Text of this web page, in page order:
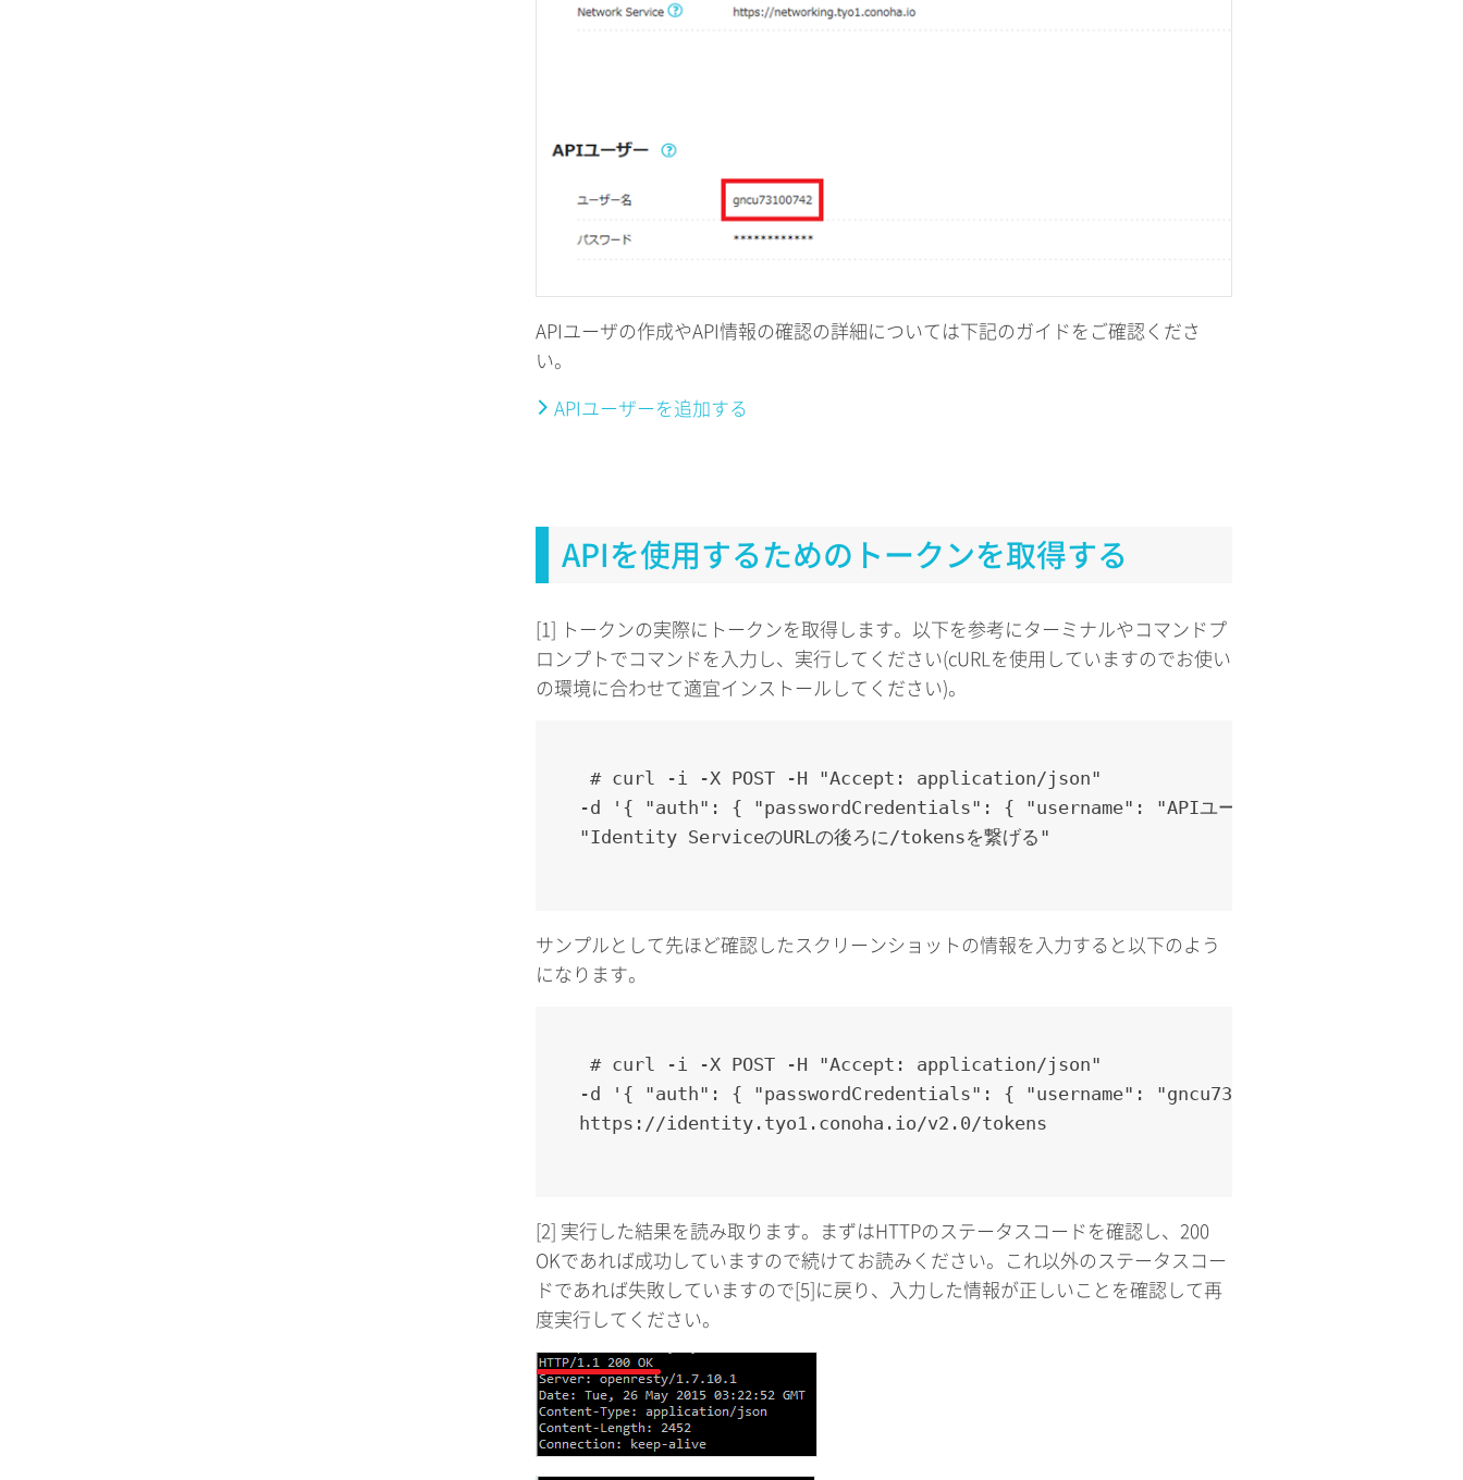
APIユーザの作成やAPI情報の確認の詳細については下記のガイドをご確認くださ
い。
APIユーザーを追加する
APIを使用するためのトークンを取得する
[1] トークンの実際にトークンを取得します。以下を参考にターミナルやコマンドプ
ロンプトでコマンドを入力し、実行してください(cURLを使用していますのでお使い
の環境に合わせて適宜インストールしてください)。
# curl -i -X POST -H "Accept: application/json"
-d '{ "auth": { "passwordCredentials": { "username": "APIユーザーのユーザー名",
"Identity ServiceのURLの後ろに/tokensを繋げる"
サンプルとして先ほど確認したスクリーンショットの情報を入力すると以下のよう
になります。
# curl -i -X POST -H "Accept: application/json"
-d '{ "auth": { "passwordCredentials": { "username": "gncu73100742", "password":
https://identity.tyo1.conoha.io/v2.0/tokens
[2] 実行した結果を読み取ります。まずはHTTPのステータスコードを確認し、200
OKであれば成功していますので続けてお読みください。これ以外のステータスコー
ドであれば失敗していますので[5]に戻り、入力した情報が正しいことを確認して再
度実行してください。